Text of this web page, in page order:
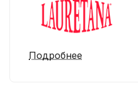
Подробнее